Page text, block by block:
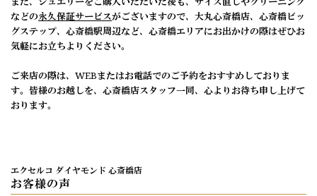
などの永久保証サービスがございますので、大丸心斎橋店、心斎橋ビッ
グステップ、心斎橋駅周辺など、心斎橋エリアにお出かけの際はぜひお
気軽にお立ちよりください。
ご来店の際は、WEBまたはお電話でのご予約をおすすめしておりま
す。皆様のお越しを、心斎橋店スタッフ一同、心よりお待ち申し上げて
おります。
エクセルコ ダイヤモンド 心斎橋店
お客様の声